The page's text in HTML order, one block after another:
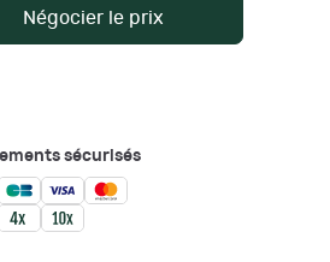
Négocier le prix
sécurisés